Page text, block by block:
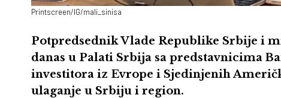
Printscreen/IG/mali_sinisa
Potpredsednik Vlade Republike Srbije i
danas u Palati Srbija sa predstavnicima
investitora iz Evrope i Sjedinjenih
ulaganje u Srbiju i region.